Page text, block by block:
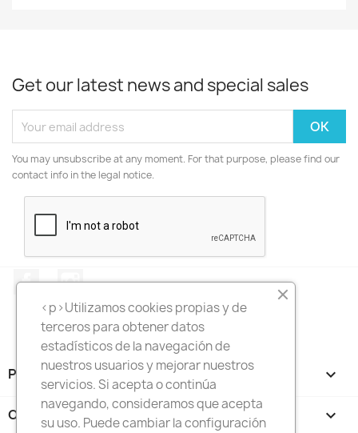
Get our latest news and special sales
You may unsubscribe at any moment. For that purpose, please find our
contact info in the legal notice.
FacebookInstagram
PRODUCTS 
OUR COMPANY 
<p>Utilizamos cookies propias y de
terceros para obtener datos
estadísticos de la navegación de
nuestros usuarios y mejorar nuestros
servicios. Si acepta o continúa
navegando, consideramos que acepta
su uso. Puede cambiar la configuración